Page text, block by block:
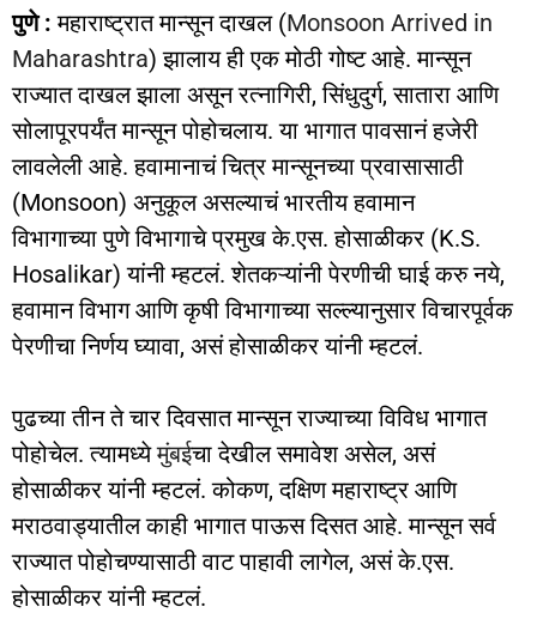
पुणे : महाराष्ट्रात मान्सून दाखल (Monsoon Arrived in
Maharashtra) झालाय ही एक मोठी गोष्ट आहे. मान्सून
राज्यात दाखल झाला असून रत्नागिरी, सिंधुदुर्ग, सातारा आणि
सोलापूरपर्यंत मान्सून पोहोचलाय. या भागात पावसानं हजेरी
लावलेली आहे. हवामानाचं चित्र मान्सूनच्या प्रवासासाठी
(Monsoon) अनुकूल असल्याचं भारतीय हवामान
विभागाच्या पुणे विभागाचे प्रमुख के.एस. होसाळीकर (K.S.
Hosalikar) यांनी म्हटलं. शेतकऱ्यांनी पेरणीची घाई करु नये,
हवामान विभाग आणि कृषी विभागाच्या सल्ल्यानुसार विचारपूर्वक
पेरणीचा निर्णय घ्यावा, असं होसाळीकर यांनी म्हटलं.
पुढच्या तीन ते चार दिवसात मान्सून राज्याच्या विविध भागात
पोहोचेल. त्यामध्येमुंबईचा देखील समावेश असेल, असं
होसाळीकर यांनी म्हटलं. कोकण, दक्षिण महाराष्ट्र आणि
मराठवाड्यातील काही भागात पाऊस दिसत आहे. मान्सून सर्व
राज्यात पोहोचण्यासाठी वाट पाहावी लागेल, असं के.एस.
होसाळीकर यांनी म्हटलं.